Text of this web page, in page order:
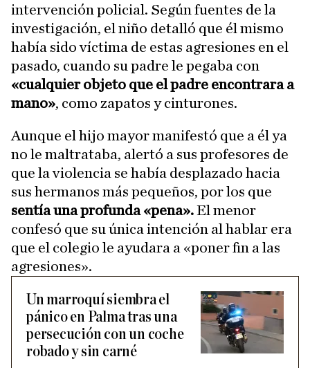
intervención policial. Según fuentes de la
investigación, el niño detalló que él mismo
había sido víctima de estas agresiones en el
pasado, cuando su padre le pegaba con
«cualquier objeto que el padre encontrara a
mano», como zapatos y cinturones.
Aunque el hijo mayor manifestó que a él ya
no le maltrataba, alertó a sus profesores de
que la violencia se había desplazado hacia
sus hermanos más pequeños, por los que
sentía una profunda «pena».El menor
confesó que su única intención al hablar era
que el colegio le ayudara a «poner fin a las
agresiones».
Un marroquí siembra el
pánico en Palma tras una
persecución con un coche
robado y sin carné